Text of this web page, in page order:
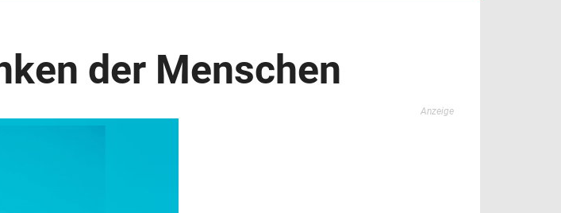
der Menschen
Anzeige